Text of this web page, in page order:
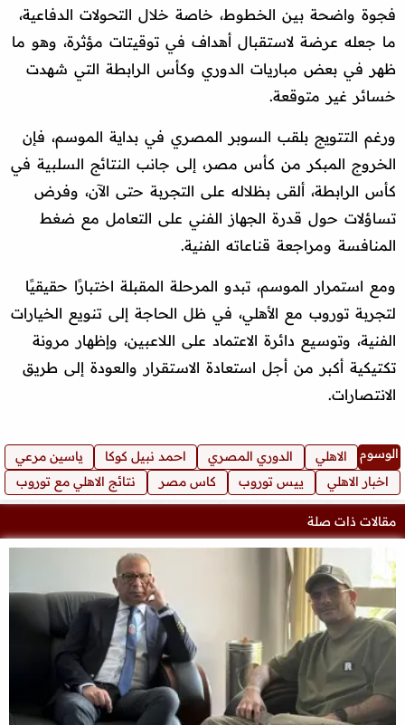
فجوة واضحة بين الخطوط، خاصة خلال التحولات الدفاعية،
ما جعله عرضة لاستقبال أهداف في توقيتات مؤثرة، وهو ما
ظهر في بعض مباريات الدوري وكأس الرابطة التي شهدت
خسائر غير متوقعة.
ورغم التتويج بلقب السوبر المصري في بداية الموسم، فإن
الخروج المبكر من كأس مصر، إلى جانب النتائج السلبية في
كأس الرابطة، ألقى بظلاله على التجربة حتى الآن، وفرض
تساؤلات حول قدرة الجهاز الفني على التعامل مع ضغط
المنافسة ومراجعة قناعاته الفنية.
ومع استمرار الموسم، تبدو المرحلة المقبلة اختبارًا حقيقيًا
لتجربة توروب مع الأهلي، في ظل الحاجة إلى تنويع الخيارات
الفنية، وتوسيع دائرة الاعتماد على اللاعبين، وإظهار مرونة
تكتيكية أكبر من أجل استعادة الاستقرار والعودة إلى طريق
الانتصارات.
الوسوم الاهلي الدوري المصري احمد نبيل كوكا
ياسين مرعي
اخبار الاهلي
ييس توروب كاس مصر نتائج الاهلي مع توروب
مقالات ذات صلة